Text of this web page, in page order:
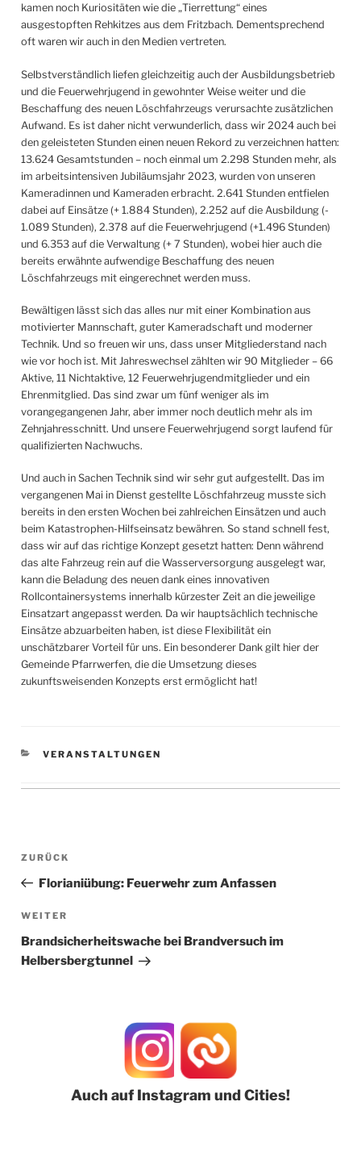
kamen noch Kuriositäten wie die „Tierrettung“ eines
ausgestopften Rehkitzes aus dem Fritzbach. Dementsprechend
oft waren wir auch in den Medien vertreten.
Selbstverständlich liefen gleichzeitig auch der Ausbildungsbetrieb
und die Feuerwehrjugend in gewohnter Weise weiter und die
Beschaffung des neuen Löschfahrzeugs verursachte zusätzlichen
Aufwand. Es ist daher nicht verwunderlich, dass wir 2024 auch bei
den geleisteten Stunden einen neuen Rekord zu verzeichnen hatten:
13.624 Gesamtstunden – noch einmal um 2.298 Stunden mehr, als
im arbeitsintensiven Jubiläumsjahr 2023, wurden von unseren
Kameradinnen und Kameraden erbracht. 2.641 Stunden entfielen
dabei auf Einsätze (+ 1.884 Stunden), 2.252 auf die Ausbildung (-
1.089 Stunden), 2.378 auf die Feuerwehrjugend (+1.496 Stunden)
und 6.353 auf die Verwaltung (+ 7 Stunden), wobei hier auch die
bereits erwähnte aufwendige Beschaffung des neuen
Löschfahrzeugs mit eingerechnet werden muss.
Bewältigen lässt sich das alles nur mit einer Kombination aus
motivierter Mannschaft, guter Kameradschaft und moderner
Technik. Und so freuen wir uns, dass unser Mitgliederstand nach
wie vor hoch ist. Mit Jahreswechsel zählten wir 90 Mitglieder – 66
Aktive, 11 Nichtaktive, 12 Feuerwehrjugendmitglieder und ein
Ehrenmitglied. Das sind zwar um fünf weniger als im
vorangegangenen Jahr, aber immer noch deutlich mehr als im
Zehnjahresschnitt. Und unsere Feuerwehrjugend sorgt laufend für
qualifizierten Nachwuchs.
Und auch in Sachen Technik sind wir sehr gut aufgestellt. Das im
vergangenen Mai in Dienst gestellte Löschfahrzeug musste sich
bereits in den ersten Wochen bei zahlreichen Einsätzen und auch
beim Katastrophen-Hilfseinsatz bewähren. So stand schnell fest,
dass wir auf das richtige Konzept gesetzt hatten: Denn während
das alte Fahrzeug rein auf die Wasserversorgung ausgelegt war,
kann die Beladung des neuen dank eines innovativen
Rollcontainersystems innerhalb kürzester Zeit an die jeweilige
Einsatzart angepasst werden. Da wir hauptsächlich technische
Einsätze abzuarbeiten haben, ist diese Flexibilität ein
unschätzbarer Vorteil für uns. Ein besonderer Dank gilt hier der
Gemeinde Pfarrwerfen, die die Umsetzung dieses
zukunftsweisenden Konzepts erst ermöglicht hat!
KATEGORIEN
VERANSTALTUNGEN
Beitragsnavigation
Vorheriger
ZURÜCK
Florianiübung: Feuerwehr zum Anfassen
Nächster
WEITER
Brandsicherheitswache bei Brandversuch im
Helbersbergtunnel
Auch auf Instagram und Cities!